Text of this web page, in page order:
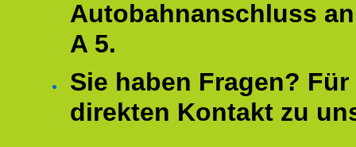
Autobahnanschluss
A 5.
Sie haben Fragen?
direkten Kontakt zu